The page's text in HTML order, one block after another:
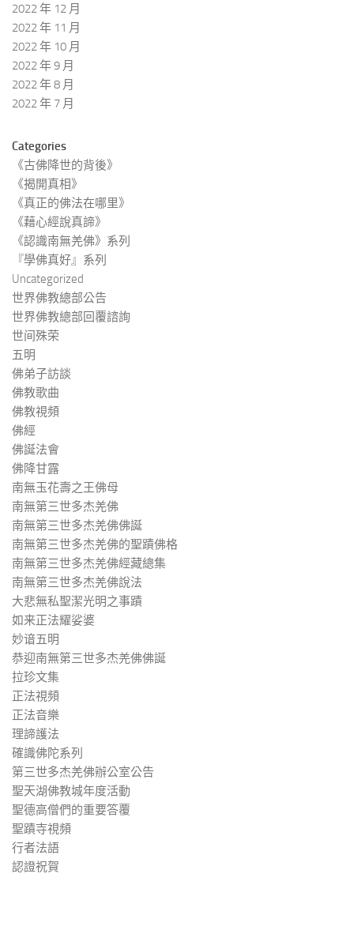
2022 年 12 月
2022 年 11 月
2022 年 10 月
2022 年 9 月
2022 年 8 月
2022 年 7 月
Categories
《古佛降世的背後》
《揭開真相》
《真正的佛法在哪里》
《藉心經說真諦》
《認識南無羌佛》系列
『學佛真好』系列
Uncategorized
世界佛教總部公告
世界佛教總部回覆諮詢
世间殊荣
五明
佛弟子訪談
佛教歌曲
佛教視頻
佛經
佛誕法會
佛降甘露
南無玉花壽之王佛母
南無第三世多杰羌佛
南無第三世多杰羌佛佛誕
南無第三世多杰羌佛的聖蹟佛格
南無第三世多杰羌佛經藏總集
南無第三世多杰羌佛說法
大悲無私聖潔光明之事蹟
如来正法耀娑婆
妙谙五明
恭迎南無第三世多杰羌佛佛誕
拉珍文集
正法視頻
正法音樂
理諦護法
確識佛陀系列
第三世多杰羌佛辦公室公告
聖天湖佛教城年度活動
聖德高僧們的重要答覆
聖蹟寺視頻
行者法語
認證祝賀